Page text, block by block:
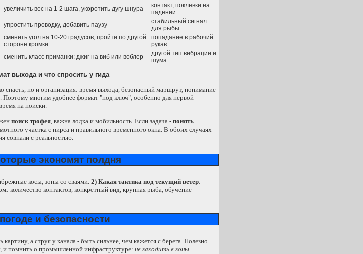
увеличить вес на 1-2 шага, укоротить дугу шнура
контакт, поклевки на
падении
упростить проводку, добавить паузу
стабильный сигнал
для рыбы
сменить угол на 10-20 градусов, пройти по другой
стороне кромки
попадание в рабочий
рукав
сменить класс приманки: джиг на виб или воблер
другой тип вибрации и
шума
выхода и что спросить у гида
снасть, но и организация: время выхода, безопасный маршрут, понимание
Поэтому многим удобнее формат "под ключ", особенно для первой
на поиски.
поиск трофея, важна лодка и мобильность. Если задача - понять
участка с пирса и правильного временного окна. В обоих случаях
совпали с реальностью.
экономят полдня
косы, зоны со сваями. 2) Какая тактика под текущий ветер:
: количество контактов, конкретный вид, крупная рыба, обучение
и безопасности
а струя у канала - быть сильнее, чем кажется с берега. Полезно
и помнить о промышленной инфраструктуре: не заходить в зоны